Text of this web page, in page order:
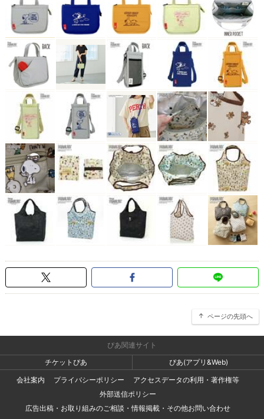
ページの先頭へ
ぴあ関連サイト
チケットぴあ
ぴあ(アプリ&Web)
会社案内
プライバシーポリシー
アクセスデータの利用・著作権等
外部送信ポリシー
広告出稿・お取り組みのご相談・情報掲載・その他お問い合わせ